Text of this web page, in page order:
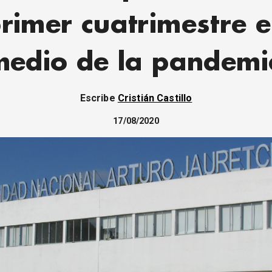
cuatrimestre
de la
Escribe Cristián Castillo
17/08/2020